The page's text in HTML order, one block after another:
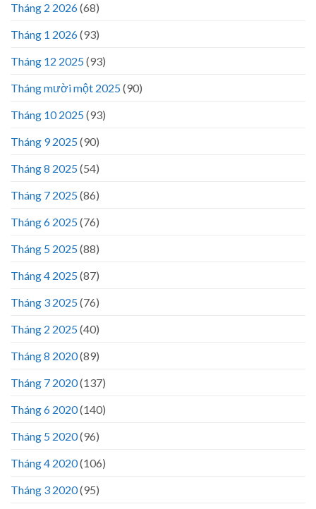
Tháng 2 2026(68)
Tháng 1 2026(93)
Tháng 12 2025(93)
Tháng mười một 2025(90)
Tháng 10 2025(93)
Tháng 9 2025(90)
Tháng 8 2025(54)
Tháng 7 2025(86)
Tháng 6 2025(76)
Tháng 5 2025(88)
Tháng 4 2025(87)
Tháng 3 2025(76)
Tháng 2 2025(40)
Tháng 8 2020(89)
Tháng 7 2020(137)
Tháng 6 2020(140)
Tháng 5 2020(96)
Tháng 4 2020(106)
Tháng 3 2020(95)